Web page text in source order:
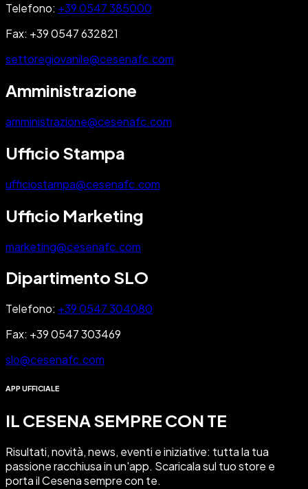
Telefono: +39 0547 385000
Fax: +39 0547 632821
settoregiovanile@cesenafc.com
Amministrazione
amministrazione@cesenafc.com
Ufficio Stampa
ufficiostampa@cesenafc.com
Ufficio Marketing
marketing@cesenafc.com
Dipartimento SLO
Telefono: +39 0547 304080
Fax: +39 0547 303469
slo@cesenafc.com
APP UFFICIALE
IL CESENA SEMPRE CON TE
Risultati, novità, news, eventi e iniziative: tuttala tua
passione racchiusa in un'app. Scaricala sul tuo store e
porta ilCesena sempre con te.